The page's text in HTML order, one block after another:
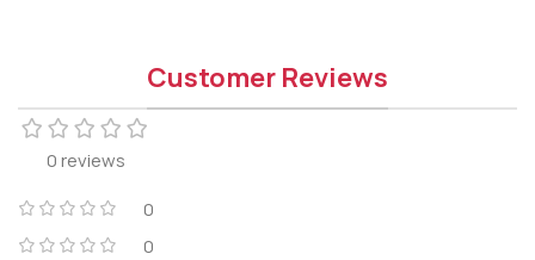
Customer Reviews
0 reviews
0
0